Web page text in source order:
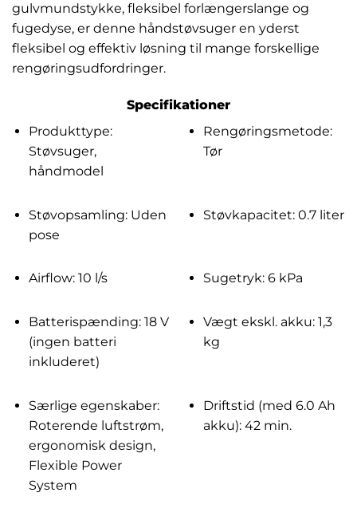
gulvmundstykke, fleksibel forlængerslange og
fugedyse, er denne håndstøvsuger en yderst
fleksibel og effektiv løsning til mange forskellige
rengøringsudfordringer.
Specifikationer
Produkttype:
Støvsuger,
håndmodel
Rengøringsmetode:
Tør
Støvopsamling: Uden
pose
Støvkapacitet: 0.7 liter
Airflow: 10 l/s Sugetryk: 6 kPa
Batterispænding: 18 V
(ingen batteri
inkluderet)
Vægt ekskl. akku: 1,3
kg
Særlige egenskaber:
Roterende luftstrøm,
ergonomisk design,
Flexible Power
System
Driftstid (med 6.0 Ah
akku): 42 min.